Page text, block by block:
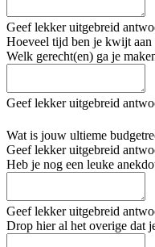
Geef lekker uitgebreid
Hoeveel tijd ben je kwijt aan
Welk gerecht(en) ga je
Geef lekker uitgebreid
Wat is jouw ultieme
Geef lekker uitgebreid
Heb je nog een leuke
Geef lekker uitgebreid
Drop hier al het overige dat